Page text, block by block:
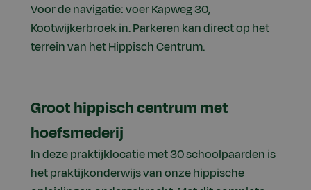
Voor de navigatie: voer Kapweg 30,
Kootwijkerbroek in. Parkeren kan direct op het
terrein van het Hippisch Centrum.
Groot hippisch centrum met
hoefsmederij
In deze praktijklocatie met 30 schoolpaarden is
het praktijkonderwijs van onze hippische